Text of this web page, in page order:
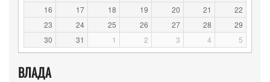
16
17 18 19 20 21
22
23
24 25 26 27 28
29
30
31 1 2 3 4 5
ВЛАДА